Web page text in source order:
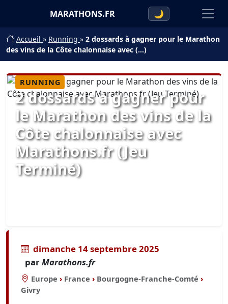
MARATHONS.FR 🌙
Accueil » Running » 2 dossards à gagner pour le Marathon
des vins de la Côte chalonnaise avec (…)
RUNNING
2 dossards à gagner pour
le Marathon des vins de la
Côte chalonnaise avec
Marathons.fr (Jeu
Terminé)
dimanche 14 septembre 2025
parMarathons.fr
Europe › France › Bourgogne-Franche-Comté ›
Givry